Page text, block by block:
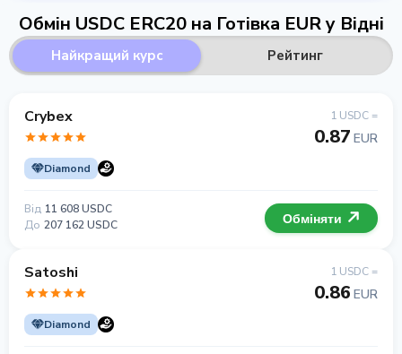
Обмін USDC ERC20 на Готівка EUR у Відні
Найкращий курс Рейтинг
Crybex
Diamond
1 USDC =
0.87 EUR
Від 11 608 USDC
До 207 162 USDC Обміняти
Satoshi
Diamond
1 USDC =
0.86 EUR